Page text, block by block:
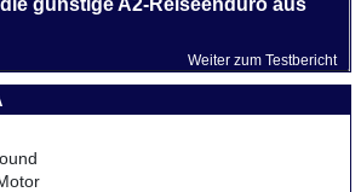
günstige A2-Reiseenduro aus
Weiter zum Testbericht